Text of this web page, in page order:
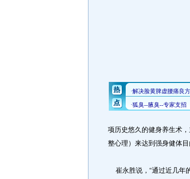
项历史悠久的健身养生术
整心理）来达到强身健体目
崔永胜说，“通过近几年